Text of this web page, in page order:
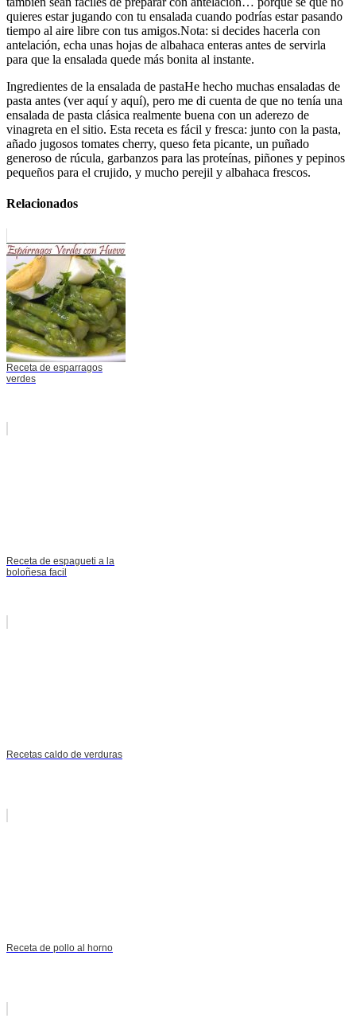
quieres estar jugando con tu ensalada cuando podrías estar pasando
tiempo al aire libre con tus amigos.Nota: si decides hacerla con
antelación, echa unas hojas de albahaca enteras antes de servirla
para que la ensalada quede más bonita al instante.
Ingredientes de la ensalada de pastaHe hecho muchas ensaladas de
pasta antes (ver aquí y aquí), pero me di cuenta de que no tenía una
ensalada de pasta clásica realmente buena con un aderezo de
vinagreta en el sitio. Esta receta es fácil y fresca: junto con la pasta,
añado jugosos tomates cherry, queso feta picante, un puñado
generoso de rúcula, garbanzos para las proteínas, piñones y pepinos
pequeños para el crujido, y mucho perejil y albahaca frescos.
Relacionados
Receta de esparragos
verdes
Receta de espagueti a la
boloñesa facil
Recetas caldo de verduras
Receta de pollo al horno